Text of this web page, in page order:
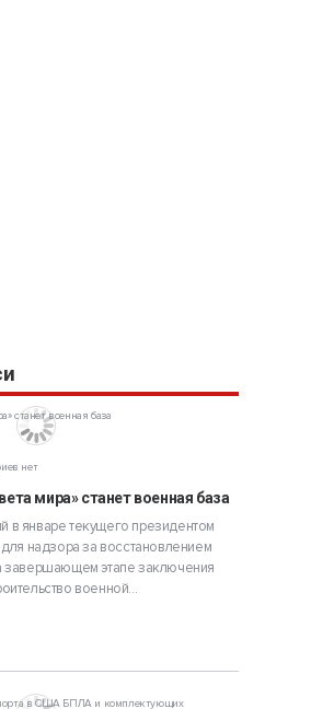
нет
мира» станет военная база
в январе текущего президентом
надзора за восстановлением
завершающем этапе заключения
военной...